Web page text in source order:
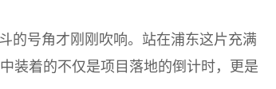
的号角才刚刚吹响。站在浦东这片充满
装着的不仅是项目落地的倒计时，更是